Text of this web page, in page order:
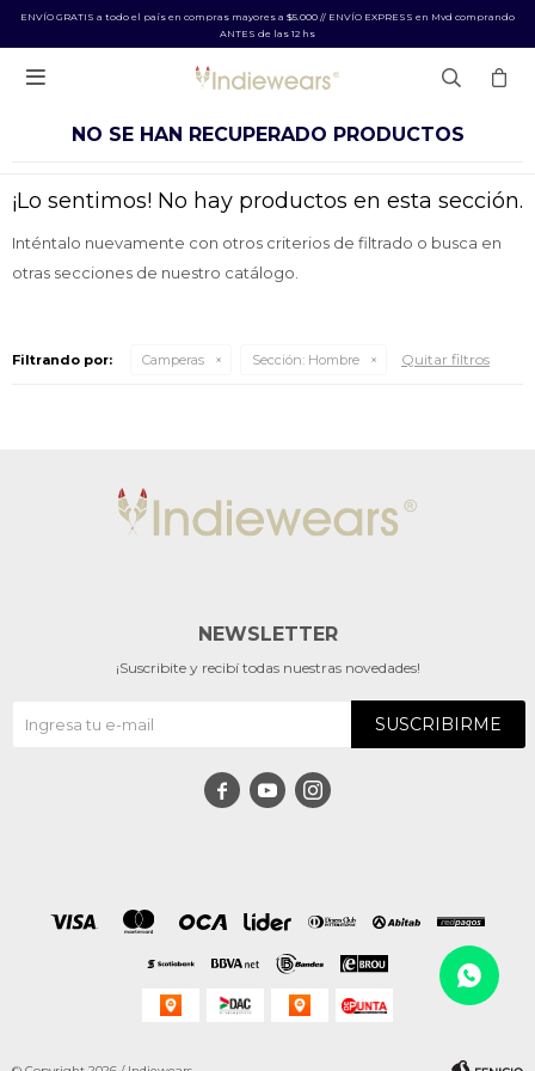
ENVÍO GRATIS a todo el país en compras mayores a $5.000 // ENVÍO EXPRESS en Mvd comprando
ANTES de las 12 hs

NO SE HAN RECUPERADO PRODUCTOS
¡Lo sentimos! No hay productos en esta sección.
Inténtalo nuevamente con otros criterios de filtrado o busca en
otras secciones de nuestro catálogo.
Filtrando por: Camperas Sección: Hombre Quitar filtros
NEWSLETTER
¡Suscribite y recibí todas nuestras novedades!
SUSCRIBIRME
  